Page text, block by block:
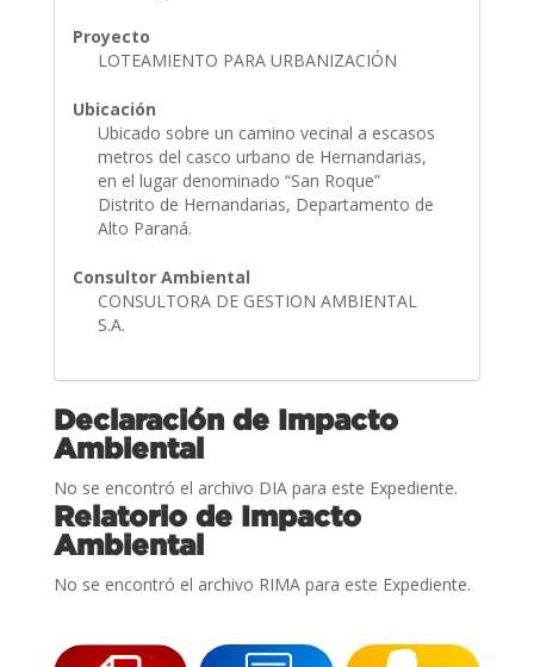
Proyecto
LOTEAMIENTO PARA URBANIZACIÓN
Ubicación
Ubicado sobre un camino vecinal a escasos
metros del casco urbano de Hernandarias,
en el lugar denominado “San Roque”
Distrito de Hernandarias, Departamento de
Alto Paraná.
Consultor Ambiental
CONSULTORA DE GESTION AMBIENTAL
S.A.
Declaración de Impacto
Ambiental
No se encontró el archivo DIA para este Expediente.
Relatorio de Impacto
Ambiental
No se encontró el archivo RIMA para este Expediente.